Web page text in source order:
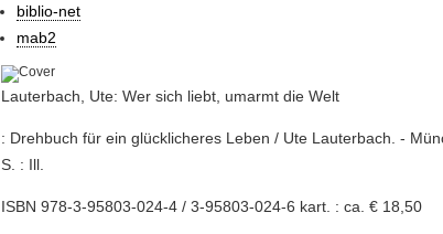
biblio-net
mab2
Lauterbach, Ute: Wer sich liebt, umarmt die Welt
: Drehbuch für ein glücklicheres Leben / Ute Lauterbach. -
S. : Ill.
ISBN 978-3-95803-024-4 / 3-95803-024-6 kart. : ca. € 18,50